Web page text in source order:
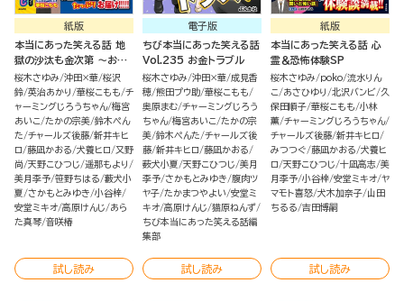
紙版
本当にあった笑える話 地
獄の沙汰も金次第 ～お金
にまつわるウラ話大集合～
桜木さゆみ 沖田×華 桜沢
鈴 英治あかり 華桜こもも チ
ャーミングじろうちゃん 梅宮
あいこ たかの宗美 鈴木ぺん
た チャールズ後藤 新井キヒ
ロ 藤凪かおる 犬養ヒロ 又野
尚 天野こひつじ 遥那もより
美月李予 笹野ちはる 藪犬小
夏 さかもとみゆき 小谷梓
安堂ミキオ 高原けんじ
あら
た真琴 音咲椿
試し読み
電子版
ちび本当にあった笑える話
Vol.235 お金トラブル
桜木さゆみ 沖田×華 成見香
穂 熊田プウ助 華桜こもも
奥原まむ チャーミングじろう
ちゃん 梅宮あいこ たかの宗
美 鈴木ぺんた チャールズ後
藤 新井キヒロ 藤凪かおる
薮犬小夏 天野こひつじ 美月
李予 さかもとみゆき
腹肉ツ
ヤ子 たかまつやよい 安堂ミ
キオ 高原けんじ 猫原ねんず
ちび本当にあった笑える話編
集部
試し読み
紙版
本当にあった笑える話 心
霊＆恐怖体験SP
桜木さゆみ poko 流水りん
こ
あさひゆり 北沢バンビ 久
保田順子 華桜こもも 小林
薫 チャーミングじろうちゃん
チャールズ後藤 新井キヒロ
みつつぐ 藤凪かおる 犬養ヒ
ロ 天野こひつじ 十凪高志 美
月李予 小谷梓 安堂ミキオ ヤ
マモト喜怒 犬木加奈子 山田
ちるる 吉田博嗣
試し読み